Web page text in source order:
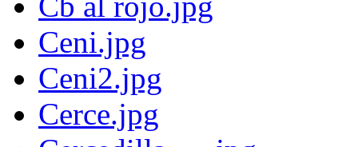
Ceni.jpg
Ceni2.jpg
Cerce.jpg